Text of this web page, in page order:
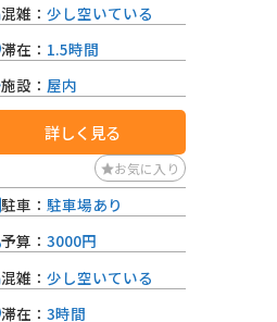
混雑： 少し空いている
滞在： 1.5時間
施設： 屋内
詳しく見る
お気に入り
駐車： 駐車場あり
予算： 3000円
混雑： 少し空いている
滞在： 3時間